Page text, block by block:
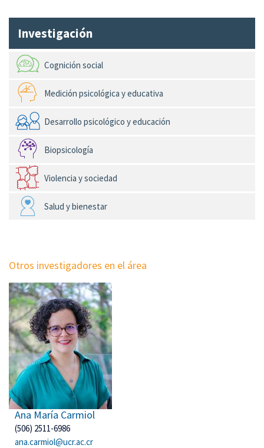
Investigación
Cognición social
Medición psicológica y educativa
Desarrollo psicológico y educación
Biopsicología
Violencia y sociedad
Salud y bienestar
Otros investigadores en el área
Ana María Carmiol
(506) 2511-6986
ana.carmiol@ucr.ac.cr